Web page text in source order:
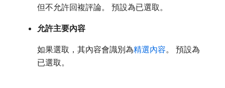
但不允許回複評論。 預設為已選取。
允許主要內容
如果選取，其內容會識別為精選內容。 預設為
已選取。